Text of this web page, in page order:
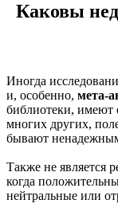
Каковы
Иногда
и, особенно, мета-
библиотеки,
многих других,
бывают
Также не является
когда
нейтральные или